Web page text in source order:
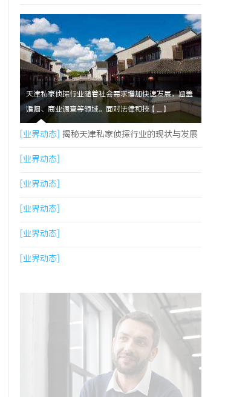
天津私家侦探行业随着社会需求增加快速发展，涵盖
婚姻、商业调查等领域。面对法律和技【....】
[业界动态] 揭秘天津私家侦探行业的现状与发展
趋势
[业界动态]
[业界动态]
[业界动态]
[业界动态]
[业界动态]